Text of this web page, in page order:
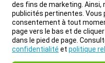
des fins de marketing. Ainsi,
publicités pertinentes. Vous
consentement à tout
page vers le bas et de
dans le pied de page.
confidentialité et politique